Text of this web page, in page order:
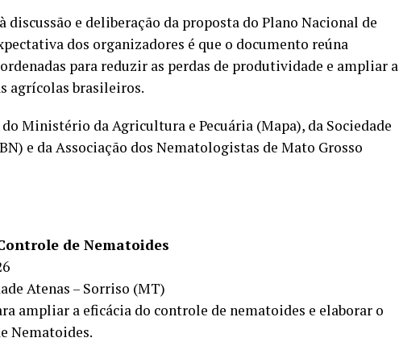
discussão e deliberação da proposta do Plano Nacional de
dos organizadores é que o documento reúna
para reduzir as perdas de produtividade e ampliar a
agrícolas brasileiros.
Ministério da Agricultura e Pecuária (Mapa), da Sociedade
e da Associação dos Nematologistas de Mato Grosso
de Nematoides
Atenas – Sorriso (MT)
ampliar a eficácia do controle de nematoides e elaborar o
Nematoides.